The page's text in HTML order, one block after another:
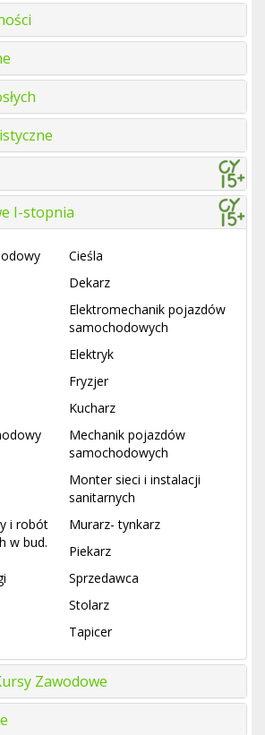
I-stopnia
Cieśla
Dekarz
Elektromechanik pojazdów
samochodowych
Elektryk
Fryzjer
Kucharz
Mechanik pojazdów
samochodowych
Monter sieci i instalacji
sanitarnych
i robót
w bud.
Murarz- tynkarz
Piekarz
Sprzedawca
Stolarz
Tapicer
Zawodowe